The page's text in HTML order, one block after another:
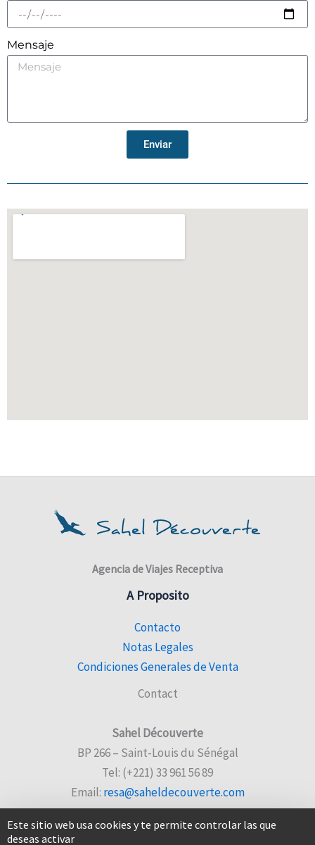
Mensaje
Enviar
Agencia de Viajes Receptiva
A Proposito
Contacto
Notas Legales
Condiciones Generales de Venta
Contact
Sahel Découverte
BP 266 – Saint-Louis du Sénégal
Tel: (+221) 33 961 56 89
Email: resa@saheldecouverte.com
Este sitio web usa cookies y te permite controlar las que
deseas activar